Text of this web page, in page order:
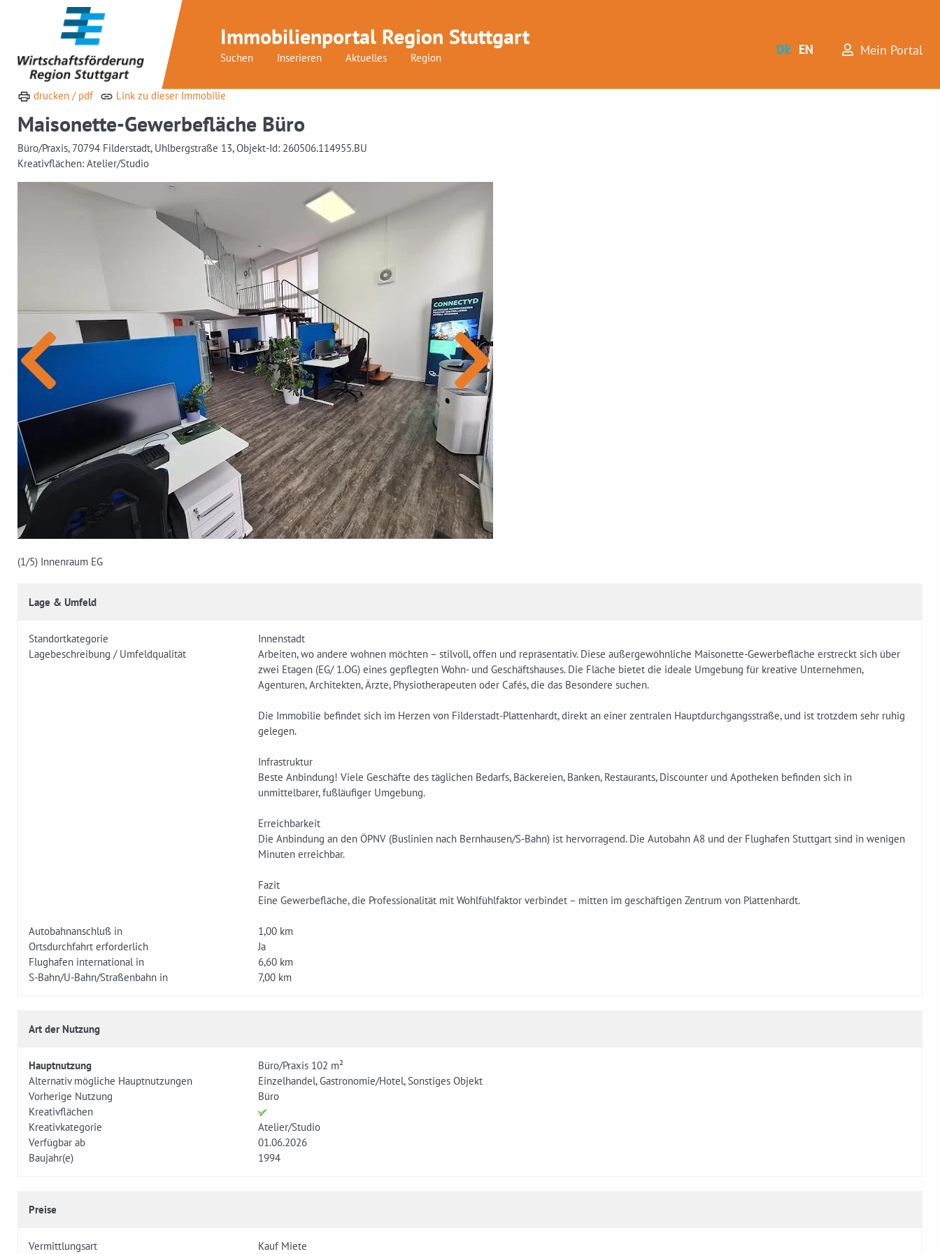
Immobilienportal Region Stuttgart
Suchen Inserieren Aktuelles Region
DE EN Mein Portal
drucken / pdf Link zu dieser Immobilie
Maisonette-Gewerbefläche Büro
Büro/Praxis, 70794 Filderstadt, Uhlbergstraße 13, Objekt-Id: 260506.114955.BU
Kreativflächen: Atelier/Studio
(1/5) Innenraum EG
Lage & Umfeld
Standortkategorie
Innenstadt
Lagebeschreibung / Umfeldqualität
Arbeiten, wo andere wohnen möchten – stilvoll, offen und repräsentativ. Diese außergewöhnliche Maisonette-Gewerbefläche erstreckt sich über
zwei Etagen (EG/ 1.OG) eines gepflegten Wohn- und Geschäftshauses. Die Fläche bietet die ideale Umgebung für kreative Unternehmen,
Agenturen, Architekten, Ärzte, Physiotherapeuten oder Cafés, die das Besondere suchen.
Die Immobilie befindet sich im Herzen von Filderstadt-Plattenhardt, direkt an einer zentralen Hauptdurchgangsstraße, und ist trotzdem sehr ruhig
gelegen.
Infrastruktur
Bes­te Anbindung! Viele Geschäfte des täglichen Bedarfs, Bäckereien, Banken, Restaurants, Discounter und Apotheken befinden sich in
unmittelbarer, fußläufiger Umgebung.
Erreichbarkeit
D­ie Anbindung an den ÖPNV (Buslinien nach Bernhausen/S-Bahn) ist hervorragend. Die Autobahn A8 und der Flughafen Stuttgart sind in wenigen
Minuten erreichbar.
Fazit
Eine Gewerbefläche, die Professionalität mit Wohlfühlfaktor verbindet – mitten im geschäftigen Zentrum von Plattenhardt.
Autobahnanschluß in
1,00 km
Ortsdurchfahrt erforderlich
Ja
Flughafen international in
6,60 km
S-Bahn/U-Bahn/Straßenbahn in
7,00 km
Art der Nutzung
Hauptnutzung
Büro/Praxis 102 m²
Alternativ mögliche Hauptnutzungen
Einzelhandel, Gastronomie/Hotel, Sonstiges Objekt
Vorherige Nutzung
Büro
Kreativflächen
Kreativkategorie
Atelier/Studio
Verfügbar ab
01.06.2026
Baujahr(e)
1994
Preise
Vermittlungsart
Kauf Miete